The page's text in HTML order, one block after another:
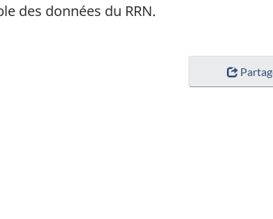
des données du RRN.